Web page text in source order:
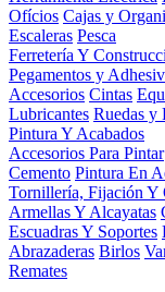
Ofícios Cajas y
Escaleras Pesca
Ferretería Y
Pegamentos y
Accesorios Cintas
Lubricantes Ruedas y
Pintura Y Acabados
Accesorios Para Pintar
Cemento Pintura En
Tornillería, Fijación Y
Armellas Y Alcayatas
Escuadras Y Soportes
Abrazaderas Birlos
Remates